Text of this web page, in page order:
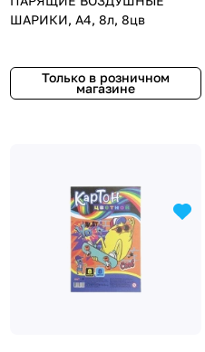
ШАРИКИ, А4, 8л, 8цв
Только в розничном
магазине